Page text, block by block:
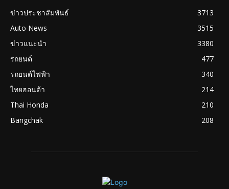
ข่าวประชาสัมพันธ์
3713
Auto News
3515
ข่าวแนะนำ
3380
รถยนต์
477
รถยนต์ไฟฟ้า
340
ไทยฮอนด้า
214
Thai Honda
210
Bangchak
208